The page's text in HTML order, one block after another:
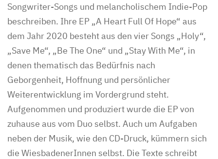
Songwriter-Songs und melancholischem Indie-Pop
beschreiben. Ihre EP „A Heart Full Of Hope“ aus
dem Jahr 2020 besteht aus den vier Songs „Holy“,
„Save Me“, „Be The One“ und „Stay With Me“, in
denen thematisch das Bedürfnis nach
Geborgenheit, Hoffnung und persönlicher
Weiterentwicklung im Vordergrund steht.
Aufgenommen und produziert wurde die EP von
zuhause aus vom Duo selbst. Auch um Aufgaben
neben der Musik, wie den CD-Druck, kümmern sich
die WiesbadenerInnen selbst. Die Texte schreibt